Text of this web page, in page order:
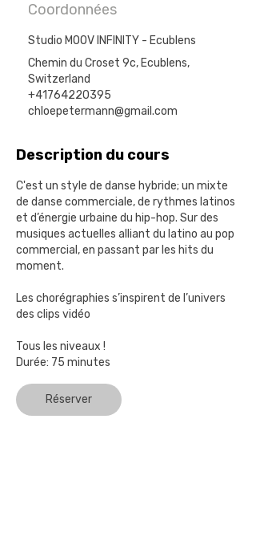
3
s
t
Coordonnées
Studio MOOV INFINITY - Ecublens
Chemin du Croset 9c, Ecublens,
Switzerland
+41764220395
chloepetermann@gmail.com
Description du cours
C'est un style de danse hybride; un mixte
de danse commerciale, de rythmes latinos
et d’énergie urbaine du hip-hop. Sur des
musiques actuelles alliant du latino au pop
commercial, en passant par les hits du
moment.
Les chorégraphies s’inspirent de l’univers
des clips vidéo
Tous les niveaux !
Durée: 75 minutes
Réserver